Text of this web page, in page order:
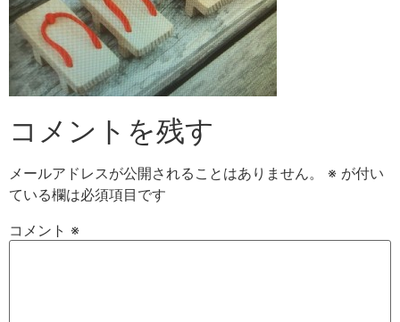
コメントを残す
メールアドレスが公開されることはありません。 ※ が付い
ている欄は必須項目です
コメント ※